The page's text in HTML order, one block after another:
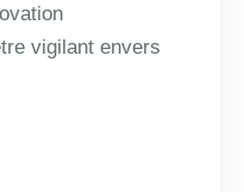
vigilant envers